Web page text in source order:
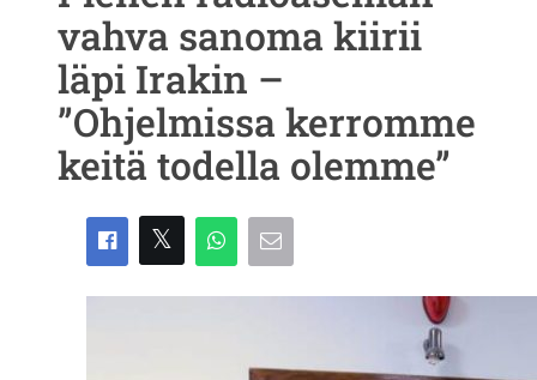
vahva sanoma kiirii
läpi Irakin –
”Ohjelmissa kerromme
keitä todella olemme”